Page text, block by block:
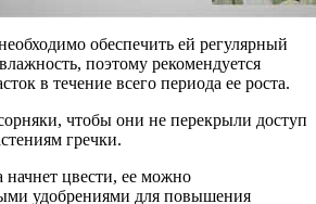
обеспечить ей регулярный
поэтому рекомендуется
в течение всего периода ее роста.
чтобы они не перекрыли доступ
гречки.
начнет цвести, ее можно
удобрениями для повышения